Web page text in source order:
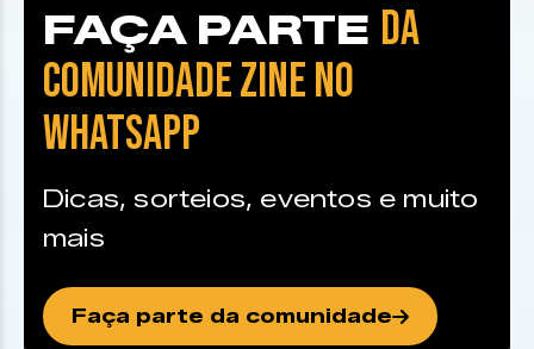
FAÇA PARTE DA
COMUNIDADE ZINE NO
WHATSAPP
Dicas, sorteios, eventos e muito
mais
Faça parte da comunidade